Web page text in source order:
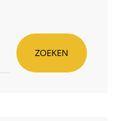
ZOEKEN